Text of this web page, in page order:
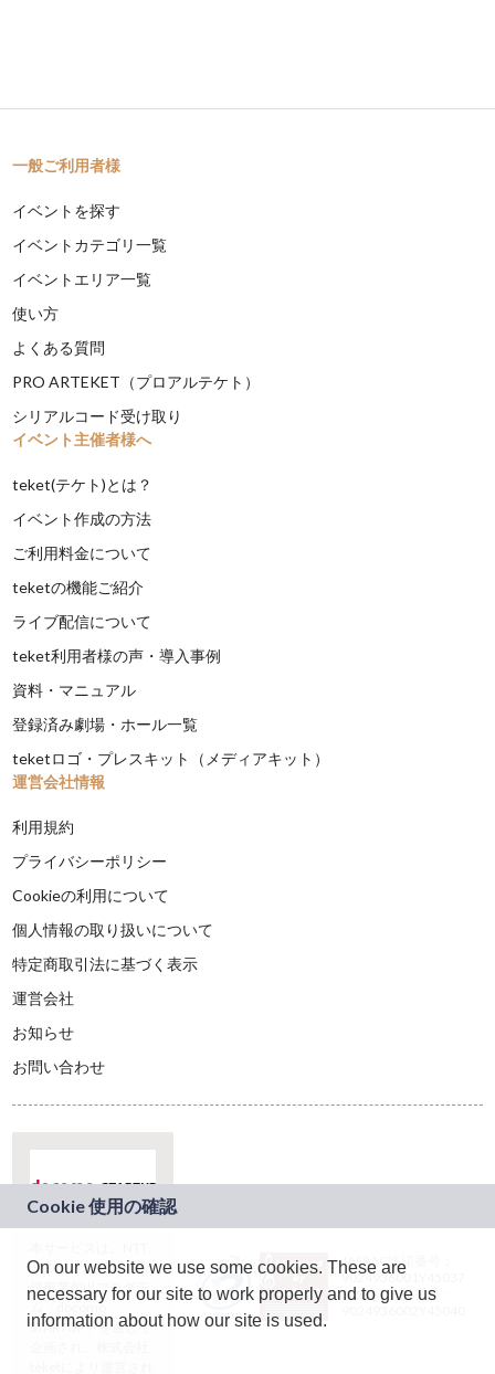
一般ご利用者様
イベントを探す
イベントカテゴリ一覧
イベントエリア一覧
使い方
よくある質問
PRO ARTEKET（プロアルテケト）
シリアルコード受け取り
イベント主催者様へ
teket(テケト)とは？
イベント作成の方法
ご利用料金について
teketの機能ご紹介
ライブ配信について
teket利用者様の声・導入事例
資料・マニュアル
登録済み劇場・ホール一覧
teketロゴ・プレスキット（メディアキット）
運営会社情報
利用規約
プライバシーポリシー
Cookieの利用について
個人情報の取り扱いについて
特定商取引法に基づく表示
運営会社
お知らせ
お問い合わせ
ドコモグループの新
規事業創出プログラ
ム「docomo
STARTUP」を通じて
JASRAC許諾番号：
9024936001Y45037
JASRAC許諾番号：
On our website we use some cookies. These are
necessary for our site to work properly and to give us
information about how our site is used.